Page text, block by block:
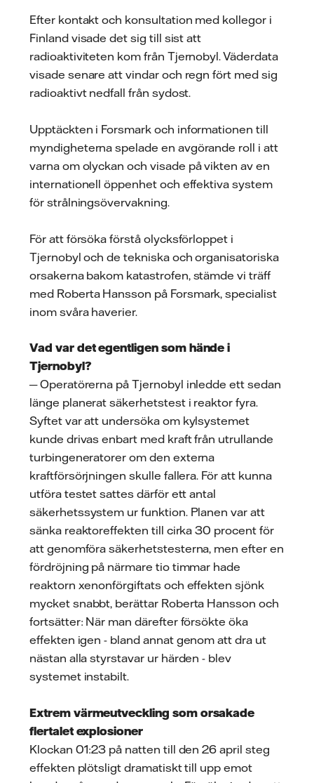
Efter kontakt och konsultation med kollegor i
Finland visade det sig till sist att
radioaktiviteten kom från Tjernobyl. Väderdata
visade senare att vindar och regn fört med sig
radioaktivt nedfall från sydost.
Upptäckten i Forsmark och informationen till
myndigheterna spelade en avgörande roll i att
varna om olyckan och visade på vikten av en
internationell öppenhet och effektiva system
för strålningsövervakning.
För att försöka förstå olycksförloppet i
Tjernobyl och de tekniska och organisatoriska
orsakerna bakom katastrofen, stämde vi träff
med Roberta Hansson på Forsmark, specialist
inom svåra haverier.
Vad var det egentligen som hände i
Tjernobyl?
─ Operatörerna på Tjernobyl inledde ett sedan
länge planerat säkerhetstest i reaktor fyra.
Syftet var att undersöka om kylsystemet
kunde drivas enbart med kraft från utrullande
turbingeneratorer om den externa
kraftförsörjningen skulle fallera. För att kunna
utföra testet sattes därför ett antal
säkerhetssystem ur funktion. Planen var att
sänka reaktoreffekten till cirka 30 procent för
att genomföra säkerhetstesterna, men efter en
fördröjning på närmare tio timmar hade
reaktorn xenonförgiftats och effekten sjönk
mycket snabbt, berättar Roberta Hansson och
fortsätter: När man därefter försökte öka
effekten igen - bland annat genom att dra ut
nästan alla styrstavar ur härden - blev
systemet instabilt.
Extrem värmeutveckling som orsakade
flertalet explosioner
Klockan 01:23 på natten till den 26 april steg
effekten plötsligt dramatiskt till upp emot